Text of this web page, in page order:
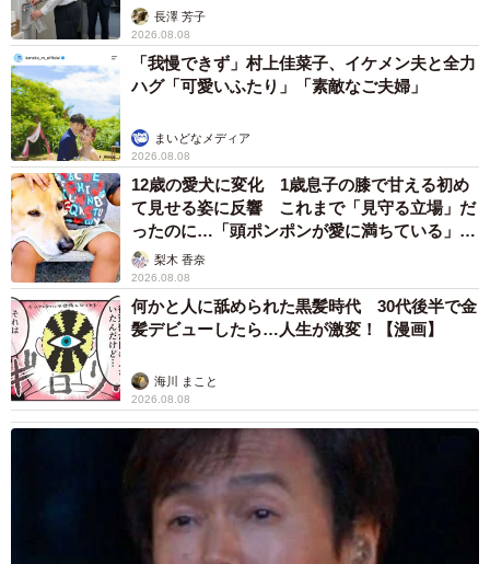
説】長澤 芳子
2026.08.08
「我慢できず」村上佳菜子、イケメン夫と全力
ハグ「可愛いふたり」「素敵なご夫婦」
まいどなメディア
2026.08.08
12歳の愛犬に変化 1歳息子の膝で甘える初め
て見せる姿に反響 これまで「見守る立場」だ
ったのに…「頭ポンポンが愛に満ちている」
「尊…」
梨木 香奈
2026.08.08
何かと人に舐められた黒髪時代 30代後半で金
髪デビューしたら…人生が激変！【漫画】
海川 まこと
2026.08.08